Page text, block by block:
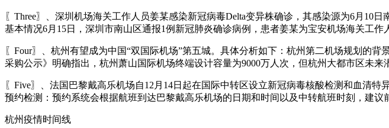
〖Three〗、深圳机场海关工作人员姜某感染新冠病毒Delta变异株确诊，其感染源为6月10
基本情况6月15日，深圳市南山区通报1例新冠肺炎确诊病例，患者姜某为宝安机场海关工作
〖Four〗、杭州有望成为中国“双国际机场”第五城。具体分析如下：杭州第二机场规划的
采购公示》明确指出，杭州萧山国际机场终端设计容量为9000万人次，但杭州大都市区未来
〖Five〗、法国巴黎戴高乐机场自12月14日起在国际中转区设立新冠病毒核酸检测和血清
预约检测：预约系统会根据航班到达巴黎戴高乐机场的日期和时间以及中转航班时刻，建议
杭州疫情时间线